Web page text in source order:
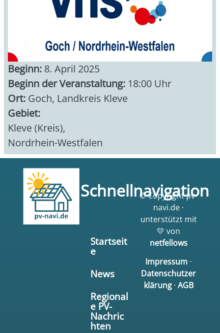
Beginn: 8. April 2025
Beginn der Veranstaltung: 18:00 Uhr
Ort: Goch, Landkreis Kleve
Gebiet:
Kleve (Kreis),
Nordrhein-Westfalen
Schnellnavigation
Startseit
e
News
Regional
e PV-
Nachric
hten
© Copyright pv-
navi.de ·
unterstützt mit
💛 von
netfellows
Impressum ·
Datenschutzer
klärung· AGB